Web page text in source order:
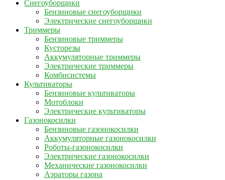
Снегоуборщики
Бензиновые снегоуборщики
Электрические снегоуборщики
Триммеры
Бензиновые триммеры
Кусторезы
Аккумуляторные триммеры
Электрические триммеры
Комбисистемы
Культиваторы
Бензиновые культиваторы
Мотоблоки
Электрические культиваторы
Газонокосилки
Бензиновые газонокосилки
Аккумуляторные газонокосилки
Роботы-газонокосилки
Электрические газонокосилки
Механические газонокосилки
Аэраторы газона